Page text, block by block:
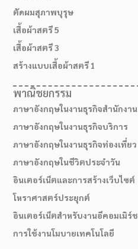
ตัดผมสุภาพบุรุษ
เสื้อผ้าสตรี 5
เสื้อผ้าสตรี 3
สร้างแบบเสื้อผ้าสตรี 1
พาณิชยกรรม
ภาษาอังกฤษในงานธุรกิจสำนักงาน
ภาษาอังกฤษในงานธุรกิจบริการ
ภาษาอังกฤษในงานธุรกิจท่องเที่ยว
ภาษาอังกฤษในชีวิตประจำวัน
อินเตอร์เน็ตและการสร้างเว็บไซต์
โหราศาสตร์ประยุกต์
อินเตอร์เน็ตสำหรับงานอีคอมเมิร์ช
การใช้งานโมบายเทคโนโลยี